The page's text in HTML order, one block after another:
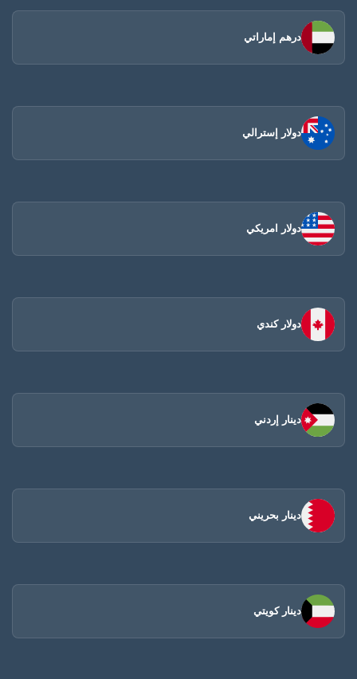
درهم إماراتي
دولار إسترالي
دولار امريكي
دولار كندي
دينار إردني
دينار بحريني
دينار كويتي